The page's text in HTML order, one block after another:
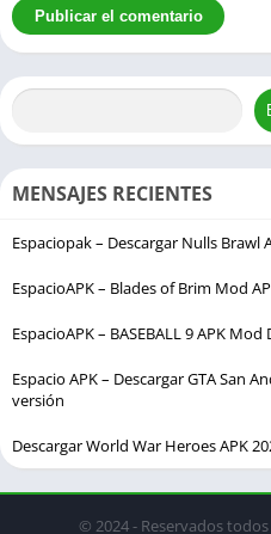
MENSAJES RECIENTES
Espaciopak – Descargar Nulls Brawl
EspacioAPK – Blades of Brim Mod
EspacioAPK – BASEBALL 9 APK
Espacio APK – Descargar GTA San
versión
Descargar World War Heroes APK
© 2024 - Reservados